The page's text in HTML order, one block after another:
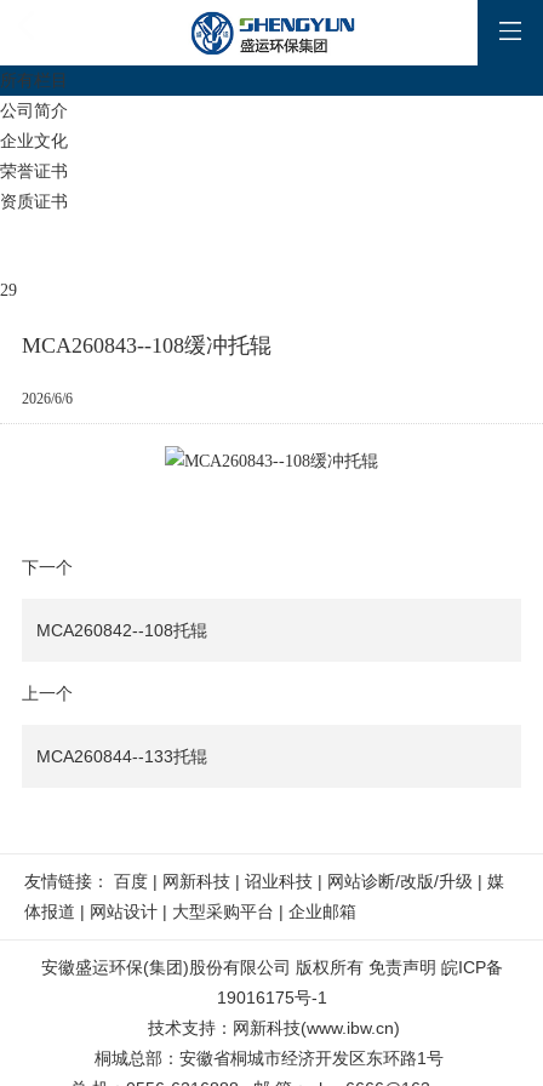
所有栏目
公司简介
企业文化
荣誉证书
资质证书
29
MCA260843--108缓冲托辊
2026/6/6
下一个
MCA260842--108托辊
上一个
MCA260844--133托辊
友情链接： 百度 | 网新科技 | 诏业科技 | 网站诊断/改版/升级 | 媒
体报道 | 网站设计 | 大型采购平台 | 企业邮箱
安徽盛运环保(集团)股份有限公司 版权所有 免责声明 皖ICP备
19016175号-1
技术支持 ： 网新科技(www.ibw.cn)
桐城总部：安徽省桐城市经济开发区东环路1号